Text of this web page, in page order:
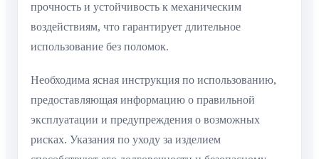
прочность и устойчивость к механическим
воздействиям, что гарантирует длительное
использование без поломок.
Необходима ясная инструкция по использованию,
предоставляющая информацию о правильной
эксплуатации и предупреждения о возможных
рисках. Указания по уходу за изделием